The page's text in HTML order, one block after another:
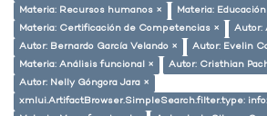
Materia: Recursos humanos ×
Materia:
Materia: Certificación de Competencias ×
Autor:
Autor: Bernardo García Velando ×
Autor: Evelin
Materia: Análisis funcional ×
Autor: Cristhian
Autor: Nelly Góngora Jara ×
xmlui.ArtifactBrowser.SimpleSearch.filter.type: